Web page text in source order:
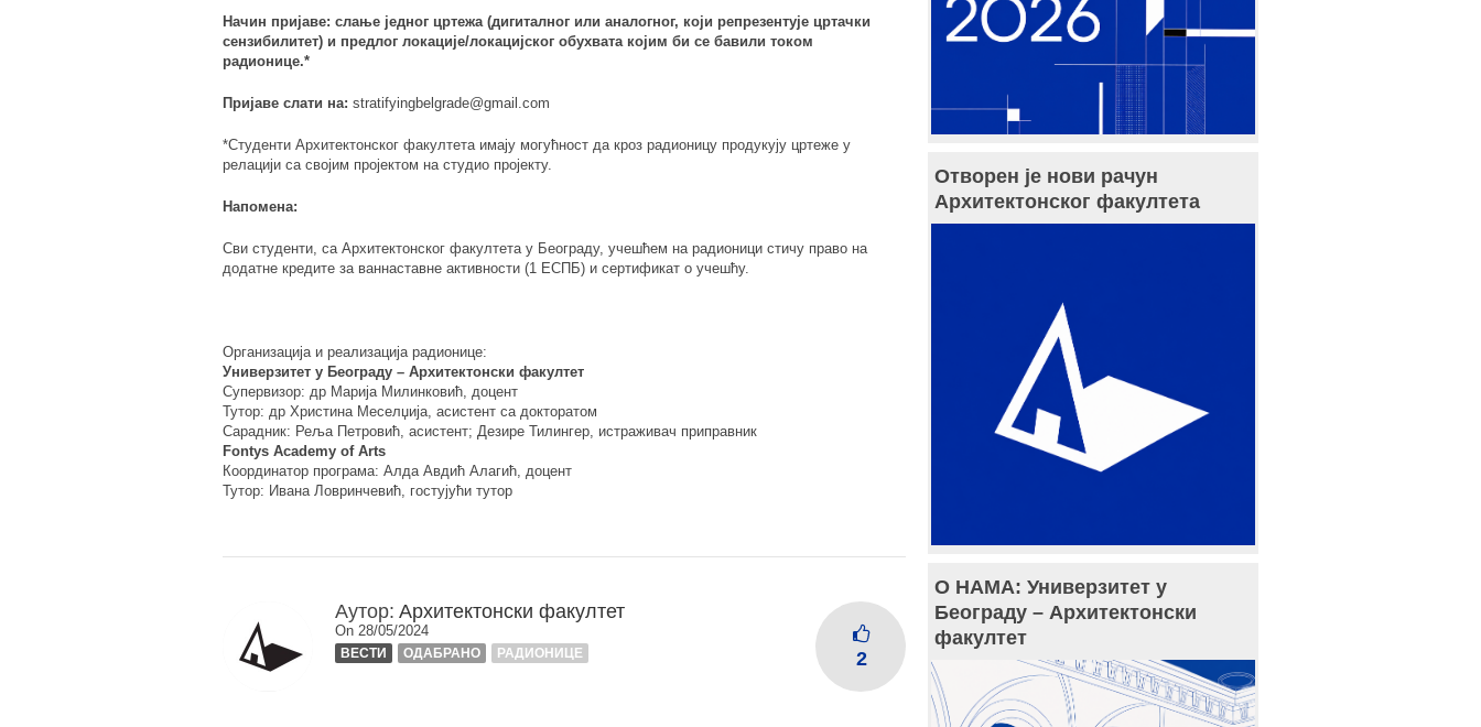
Начин пријаве: слање једног цртежа (дигиталног или аналогног, који репрезентује цртачки
сензибилитет) и предлог локације/локацијског обухвата којим би се бавили током
радионице.*
Пријаве слати на: stratifyingbelgrade@gmail.com
*Студенти Архитектонског факултета имају могућност да кроз радионицу продукују цртеже у
релацији са својим пројектом на студио пројекту.
Напомена:
Сви студенти, са Архитектонског факултета у Београду, учешћем на радионици стичу право на
додатне кредите за ваннаставне активности (1 ЕСПБ) и сертификат о учешћу.
Организација и реализација радионице:
Универзитет у Београду – Архитектонски факултет
Супервизор: др Марија Милинковић, доцент
Тутор: др Христина Меселџија, асистент са докторатом
Сарадник: Реља Петровић, асистент; Дезире Тилингер, истраживач приправник
Fontys Academy of Arts
Координатор програма: Алда Авдић Алагић, доцент
Тутор: Ивана Ловринчевић, гостујући тутор
Аутор: Архитектонски факултет
On 28/05/2024
ВЕСТИ ОДАБРАНО РАДИОНИЦЕ 2
Отворен је нови рачун
Архитектонског факултета
О НАМА: Универзитет у
Београду – Архитектонски
факултет